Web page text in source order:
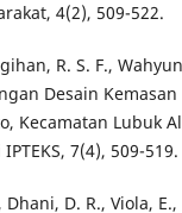
4(2), 509-522.
R. S. F.,
Desain
Kecamatan Lubuk
7(4), 509-519.
D. R., Viola,